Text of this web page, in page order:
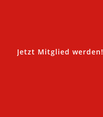
Jetzt Mitglied werden!